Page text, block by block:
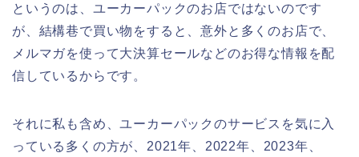
というのは、ユーカーパックのお店ではないのです
が、結構巷で買い物をすると、意外と多くのお店で、
メルマガを使って大決算セールなどのお得な情報を配
信しているからです。
それに私も含め、ユーカーパックのサービスを気に入
っている多くの方が、2021年、2022年、2023年、